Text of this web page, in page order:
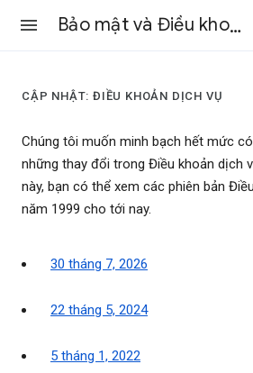
Bảo mật và Điều khoản
CẬP NHẬT: ĐIỀU KHOẢN DỊCH VỤ
Chúng tôi muốn minh bạch hết mức
những thay đổi trong Điều khoản dịch
này, bạn có thể xem các phiên bản
năm 1999 cho tới nay.
30 tháng 7, 2026
22 tháng 5, 2024
5 tháng 1, 2022